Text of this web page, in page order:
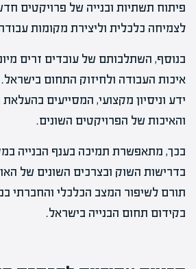
פיתוח תשתיות ובנייה של פרויקטים
לצמיחה כלכלית וליצירת מקומות
בנוסף, השתלבותם של עובדים זרים
איכות העבודה ולחיזוק התחום
ידע וניסיון מקצועי, המסייעים
והאיכות של הפרויקטים השונים.
בכך, מתאפשרת תמיכה בענף הבנייה
בדרישות השוק ובצרכים השונים של
תורם לשיפור המצב הכלכלי והחברתי
בקידום תחום הבנייה בישראל.